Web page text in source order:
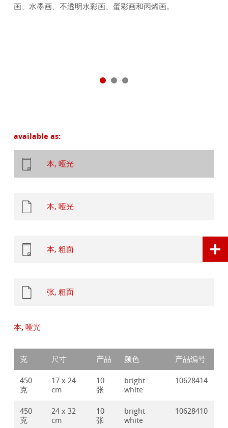
画、水墨画、不透明水彩画、蛋彩画和丙烯画。
available as:
本, 哑光
本, 哑光
本, 粗面
张, 粗面
本, 哑光
克 尺寸 产品 颜色 产品编号
450
克
17 x 24
cm
10
张
bright
white
10628414
450
克
24 x 32
cm
10
张
bright
white
10628410